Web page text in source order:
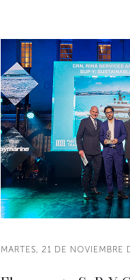
MARTES, 21 DE NOVIEMBRE